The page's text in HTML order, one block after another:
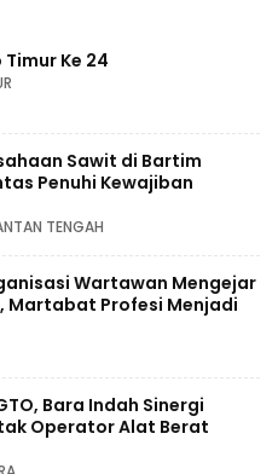
Ke 24
Sawit di Bartim
Penuhi Kewajiban
TENGAH
Wartawan Mengejar
Martabat Profesi Menjadi
Bara Indah Sinergi
Operator Alat Berat